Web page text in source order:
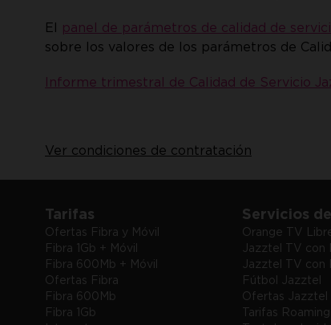
El panel de parámetros de calidad de
sobre los valores de los parámetros de
Informe trimestral de Calidad de Servicio
Ver condiciones de contratación
Tarifas
Ofertas Fibra y Móvil
Fibra 1Gb + Móvil
Fibra 600Mb + Móvil
Ofertas Fibra
Fibra 600Mb
Fibra 1Gb
Servicios
Orange TV
Jazztel TV con
Jazztel TV con
Fútbol Jazztel
Ofertas Jazztel
Tarifas Roaming